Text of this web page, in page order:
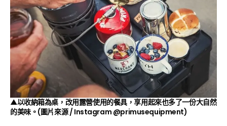
▲以收納箱為桌，改用露營使用的餐具，享用起來也多了一份大自然
的美味。(圖片來源 / Instagram @primusequipment)